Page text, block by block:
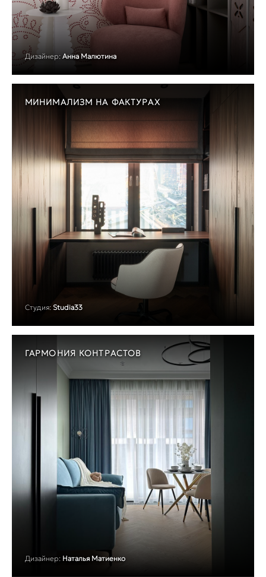
Дизайнер: Анна Малютина
МИНИМАЛИЗМ НА ФАКТУРАХ
Студия: Studia33
ГАРМОНИЯ КОНТРАСТОВ
Дизайнер: Наталья Матиенко